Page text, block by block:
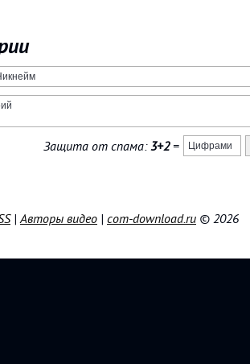
Защита от спама:3+2=
|Авторы видео | com-download.ru © 2026